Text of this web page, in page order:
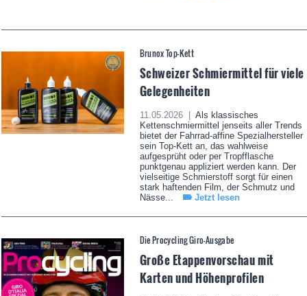
Brunox Top-Kett
Schweizer Schmiermittel für viele
Gelegenheiten
11.05.2026 |
Als klassisches
Kettenschmiermittel jenseits aller Trends
bietet der Fahrrad-affine Spezialhersteller
sein Top-Kett an, das wahlweise
aufgesprüht oder per Tropfflasche
punktgenau appliziert werden kann. Der
vielseitige Schmierstoff sorgt für einen
stark haftenden Film, der Schmutz und
Nässe...
Jetzt lesen
Die Procycling Giro-Ausgabe
Große Etappenvorschau mit
Karten und Höhenprofilen